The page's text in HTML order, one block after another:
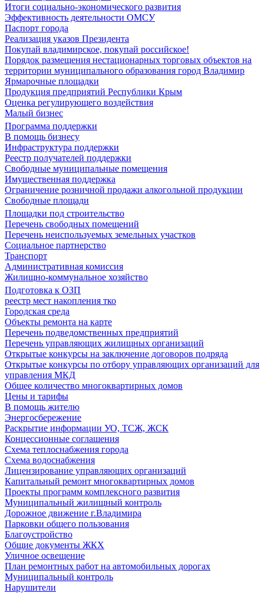
Итоги социально-экономического развития
Эффективность деятельности ОМСУ
Паспорт города
Реализация указов Президента
Покупай владимирское, покупай российское!
Порядок размещения нестационарных торговых объектов на
территории муниципального образования город Владимир
Ярмарочные площадки
Продукция предприятий Республики Крым
Оценка регулирующего воздействия
Малый бизнес
Программа поддержки
В помощь бизнесу
Инфраструктура поддержки
Реестр получателей поддержки
Свободные муниципальные помещения
Имущественная поддержка
Ограничение розничной продажи алкогольной продукции
Свободные площади
Площадки под строительство
Перечень свободных помещений
Перечень неиспользуемых земельных участков
Социальное партнерство
Транспорт
Административная комиссия
Жилищно-коммунальное хозяйство
Подготовка к ОЗП
реестр мест накопления тко
Городская среда
Объекты ремонта на карте
Перечень подведомственных предприятий
Перечень управляющих жилищных организаций
Открытые конкурсы на заключение договоров подряда
Открытые конкурсы по отбору управляющих организаций для
управления МКД
Общее количество многоквартирных домов
Цены и тарифы
В помощь жителю
Энергосбережение
Раскрытие информации УО, ТСЖ, ЖСК
Концессионные соглашения
Схема теплоснабжения города
Схема водоснабжения
Лицензирование управляющих организаций
Капитальный ремонт многоквартирных домов
Проекты программ комплексного развития
Муниципальный жилищный контроль
Дорожное движение г.Владимира
Парковки общего пользования
Благоустройство
Общие документы ЖКХ
Уличное освещение
План ремонтных работ на автомобильных дорогах
Муниципальный контроль
Нарушители